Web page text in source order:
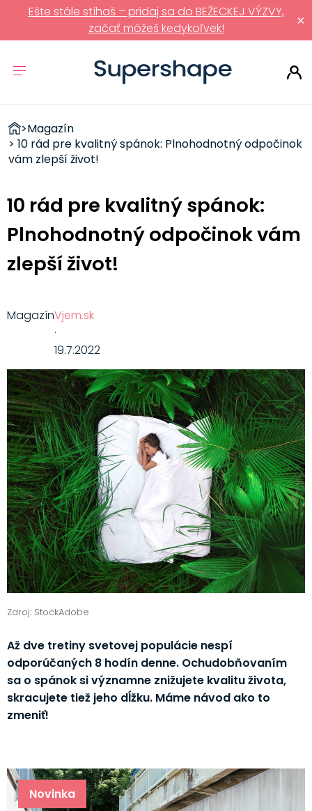
×
Ešte stále stíhaš – pridaj sa do BEŽECKEJ VÝZVY,
začať môžeš kedykoľvek!
ZDRAVÉ
RÝCHLOVKY
>Magazín
> 10 rád pre kvalitný spánok: Plnohodnotný odpočinok
vám zlepší život!
10 rád pre kvalitný spánok:
Plnohodnotný odpočinok vám
zlepší život!
Zdroj: StockAdobe
Až dve tretiny svetovej populácie nespí
odporúčaných 8 hodín denne. Ochudobňovaním
sa o spánok si významne znižujete kvalitu života,
skracujete tiež jeho dĺžku. Máme návod ako to
zmeniť!
Novinka
MagazínVjem.sk
·
19.7.2022